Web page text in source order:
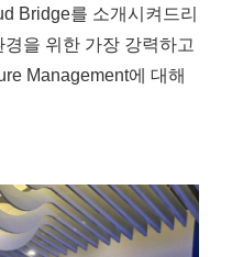
Bridge를 소개시켜드리
을 위한 가장 강력하고
Management에 대해